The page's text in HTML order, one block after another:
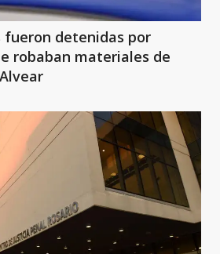
fueron detenidas por
robaban materiales de